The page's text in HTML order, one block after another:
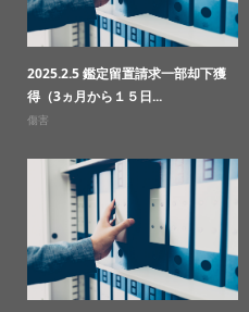
2025.2.5 鑑定留置請求一部却下獲
得（3ヵ月から１５日...
傷害